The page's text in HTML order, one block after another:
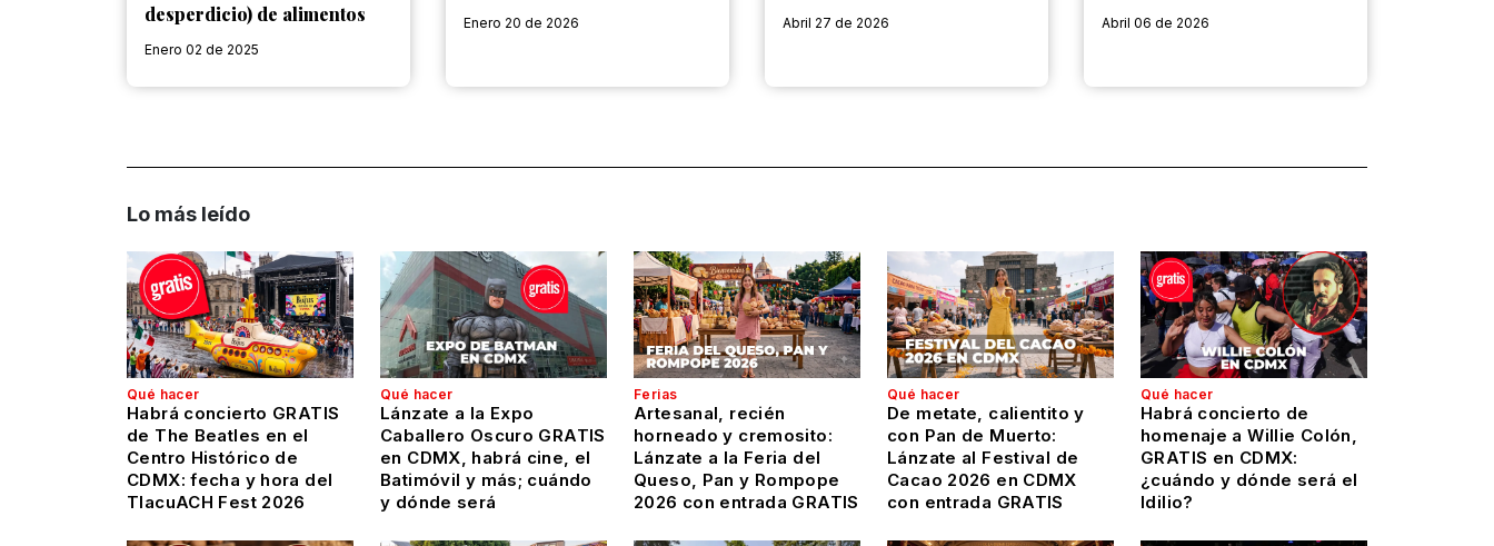
desperdicio) de alimentos
Enero 02 de 2025
Enero 20 de 2026 Abril 27 de 2026 Abril 06 de 2026
Lo más leído
Qué hacer
Habrá concierto GRATIS
de The Beatles en el
Centro Histórico de
CDMX: fecha y hora del
TlacuACH Fest 2026
Qué hacer
Lánzate a la Expo
Caballero Oscuro GRATIS
en CDMX, habrá cine, el
Batimóvil y más; cuándo
y dónde será
Ferias
Artesanal, recién
horneado y cremosito:
Lánzate a la Feria del
Queso, Pan y Rompope
2026 con entrada GRATIS
Qué hacer
De metate, calientito y
con Pan de Muerto:
Lánzate al Festival de
Cacao 2026 en CDMX
con entrada GRATIS
Qué hacer
Habrá concierto de
homenaje a Willie Colón,
GRATIS en CDMX:
¿cuándo y dónde será el
Idilio?